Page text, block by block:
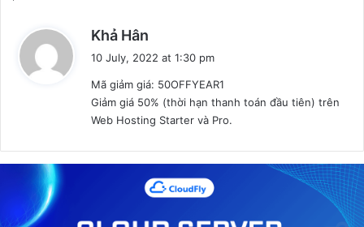
Khả Hân
s
:
10 July, 2022 at 1:30 pm
Mã giảm giá: 50OFFYEAR1
Giảm giá 50% (thời hạn thanh toán đầu tiên) trên
Web Hosting Starter và Pro.